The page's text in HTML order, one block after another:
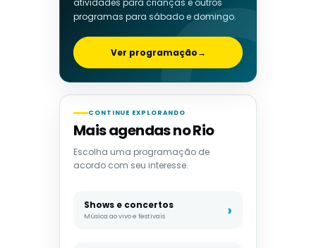
atividades para crianças e outros
programas para sábado e domingo.
Ver programação→
CONTINUE EXPLORANDO
Mais agendas no Rio
Escolha uma programação de
acordo com seu interesse.
Shows e concertos
Música ao vivo e festivais